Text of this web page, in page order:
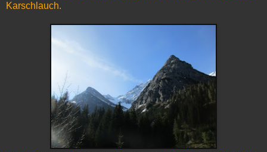
Karschlauch.